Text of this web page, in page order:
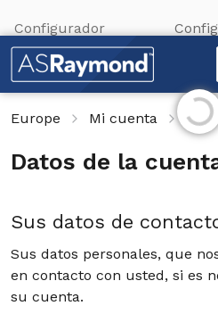
Configurador
Europe Mi cuenta
Datos de la
Sus datos de
Sus datos personales, que
en contacto con usted, si es
su cuenta.